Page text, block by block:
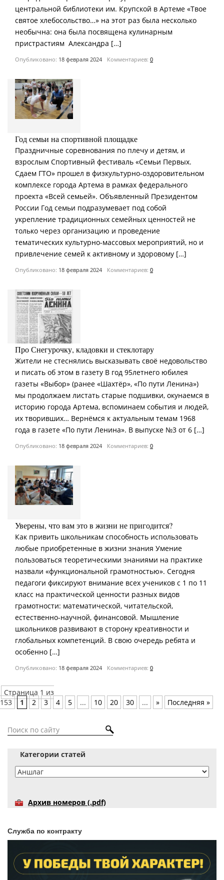
центральной библиотеки им. Крупской в Артеме «Твое
святое хлебосольство…» на этот раз была несколько
необычна: она была посвящена кулинарным
пристрастиям Александра […]
Опубликовано: 18 февраля 2024 Комментариев: 0
Год семьи на спортивной площадке
Праздничные соревнования по плечу и детям, и
взрослым Спортивный фестиваль «Семьи Первых.
Сдаем ГТО» прошел в физкультурно-оздоровительном
комплексе города Артема в рамках федерального
проекта «Всей семьей». Объявленный Президентом
России Год семьи подразумевает под собой
укрепление традиционных семейных ценностей не
только через организацию и проведение
тематических культурно-массовых мероприятий, но и
привлечение семей к активному и здоровому […]
Опубликовано: 18 февраля 2024 Комментариев: 0
Про Снегурочку, кладовки и стеклотару
Жители не стеснялись высказывать своё недовольство
и писать об этом в газету В год 95­летнего юбилея
газеты «Выбор» (ранее «Шахтёр», «По пути Ленина»)
мы продолжаем листать старые подшивки, окунаемся в
историю города Артема, вспоминаем события и людей,
их творивших… Вернёмся к актуальным темам 1968
года в газете «По пути Ленина». В выпуске №3 от 6 […]
Опубликовано: 18 февраля 2024 Комментариев: 0
Уверены, что вам это в жизни не пригодится?
Как привить школьникам способность использовать
любые приобретенные в жизни знания Умение
пользоваться теоретическими знаниями на практике
назвали «функциональной грамотностью». Сегодня
педагоги фиксируют внимание всех учеников с 1 по 11
класс на практической ценности разных видов
грамотности: математической, читательской,
естественно-научной, финансовой. Мышление
школьников развивают в сторону креативности и
глобальных компетенций. В свою очередь ребята и
особенно […]
Опубликовано: 18 февраля 2024 Комментариев: 0
Страница 1 из
153
1 2 3 4 5 ... 10 20 30 ... » Последняя »
Категории статей
Архив номеров (.pdf)
Служба по контракту